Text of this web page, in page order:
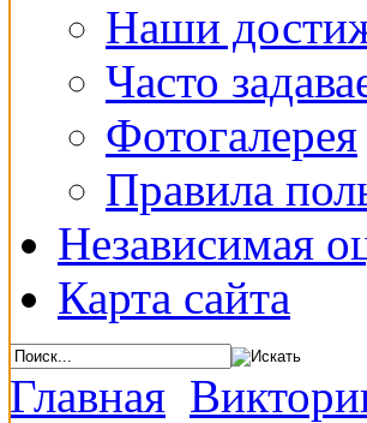
Наши
Часто
Фотогалерея
Правила
Независимая
Карта сайта
Главная